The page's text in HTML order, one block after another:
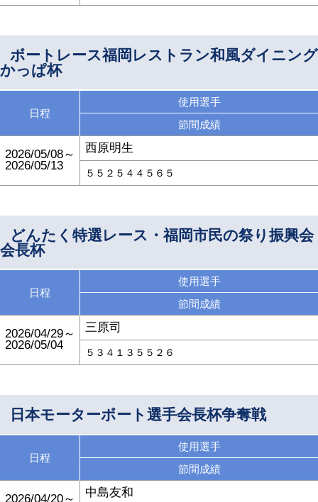
ボートレース福岡レストラン和風ダイニング
かっぱ杯
日程
使用選手
節間成績
2026/05/08～
2026/05/13
西原明生
５５２５４４５６５
どんたく特選レース・福岡市民の祭り振興会
会長杯
日程
使用選手
節間成績
2026/04/29～
2026/05/04
三原司
５３４１３５５２６
日本モーターボート選手会長杯争奪戦
日程
使用選手
節間成績
2026/04/20～ 中島友和